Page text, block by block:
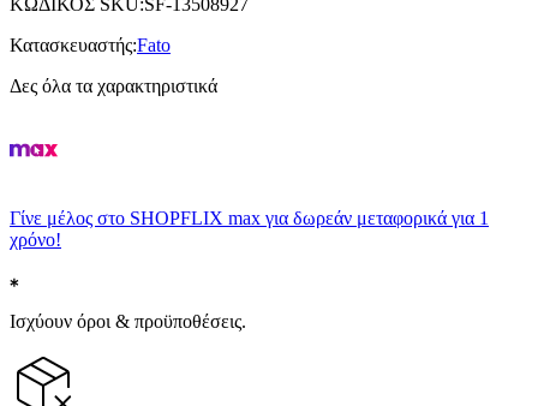
Κατασκευαστής:Fato
Δες όλα τα χαρακτηριστικά
Γίνε μέλος στο SHOPFLIX max για δωρεάν μεταφορικά για 1
χρόνο!
Ισχύουν όροι & προϋποθέσεις.